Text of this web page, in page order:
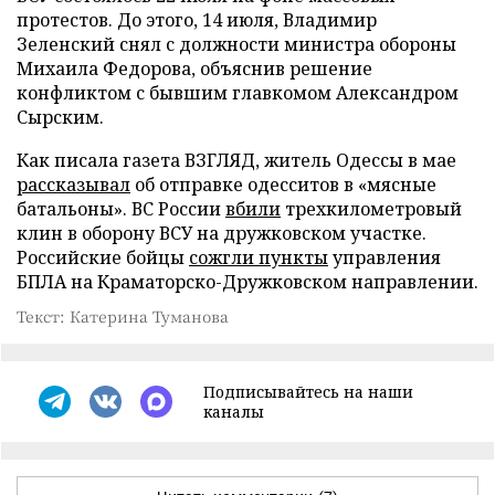
протестов. До этого, 14 июля, Владимир
Зеленский снял с должности министра обороны
Михаила Федорова, объяснив решение
конфликтом с бывшим главкомом Александром
Сырским.
Как писала газета ВЗГЛЯД, житель Одессы в мае
рассказывал об отправке одесситов в «мясные
батальоны». ВС Россиивбили трехкилометровый
клин в оборону ВСУ на дружковском участке.
Российские бойцы сожгли пунктыуправления
БПЛА на Краматорско-Дружковском направлении.
Текст: Катерина Туманова
Подписывайтесь на наши
каналы